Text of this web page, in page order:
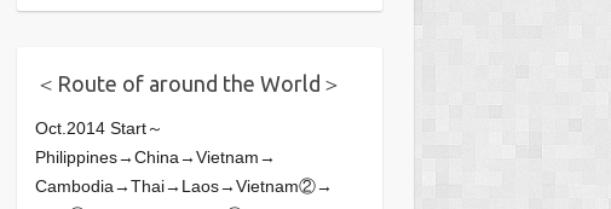
＜Route of around the World＞
Oct.2014 Start～
Philippines→China→Vietnam→
Cambodia→Thai→Laos→Vietnam②→